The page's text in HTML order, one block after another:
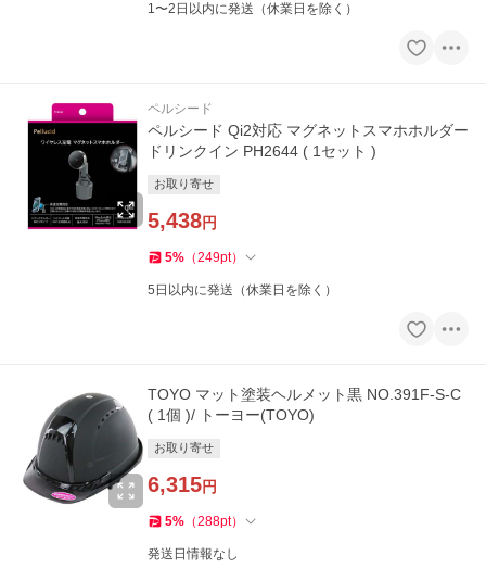
1〜2日以内に発送（休業日を除く）
ペルシード
ペルシード Qi2対応 マグネットスマホホルダー
ドリンクイン PH2644 ( 1セット )
お取り寄せ
5,438円
5% （249pt）
5日以内に発送（休業日を除く）
TOYO マット塗装ヘルメット黒 NO.391F-S-C
( 1個 )/ トーヨー(TOYO)
お取り寄せ
6,315円
5% （288pt）
発送日情報なし